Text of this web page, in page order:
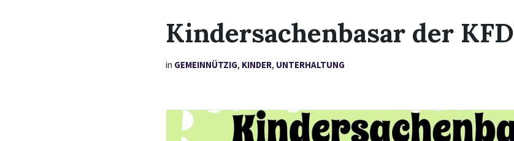
Kindersachenbasar der KFD
in GEMEINNÜTZIG, KINDER, UNTERHALTUNG